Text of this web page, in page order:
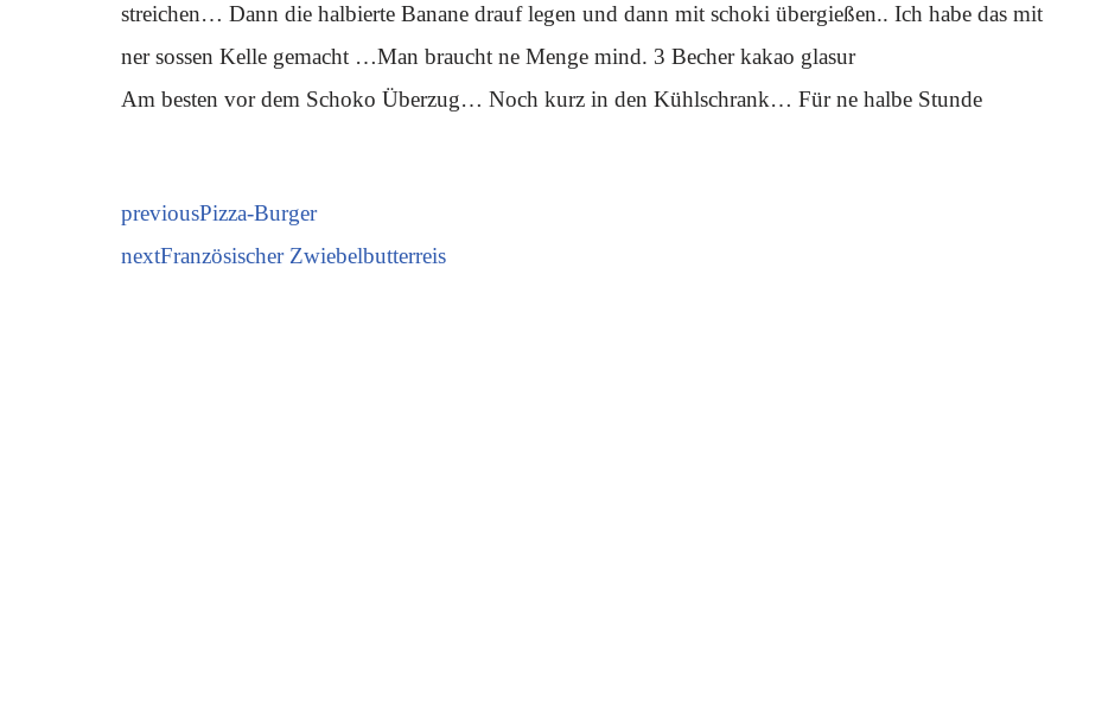
streichen… Dann die halbierte Banane drauf legen und dann mit schoki übergießen.. Ich habe das mit
ner sossen Kelle gemacht …Man braucht ne Menge mind. 3 Becher kakao glasur
Am besten vor dem Schoko Überzug… Noch kurz in den Kühlschrank… Für ne halbe Stunde
previousPizza-Burger
nextFranzösischer Zwiebelbutterreis